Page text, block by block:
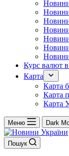
Новини
Курс валют в
Карта
Карта
Карта
Карта
Меню Dark
Пошук